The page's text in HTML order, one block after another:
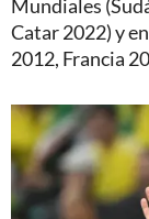
Mundiales
Catar 2022) y
2012, Francia